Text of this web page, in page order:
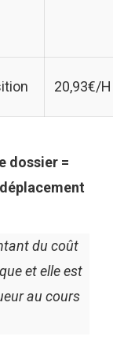
20,93€/H
dossier =
du coût
et elle est
au cours